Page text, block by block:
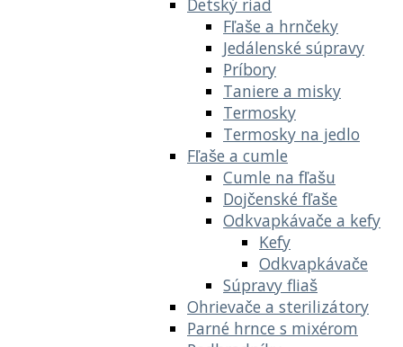
Detský riad
Fľaše a hrnčeky
Jedálenské súpravy
Príbory
Taniere a misky
Termosky
Termosky na jedlo
Fľaše a cumle
Cumle na fľašu
Dojčenské fľaše
Odkvapkávače a kefy
Kefy
Odkvapkávače
Súpravy fliaš
Ohrievače a sterilizátory
Parné hrnce s mixérom